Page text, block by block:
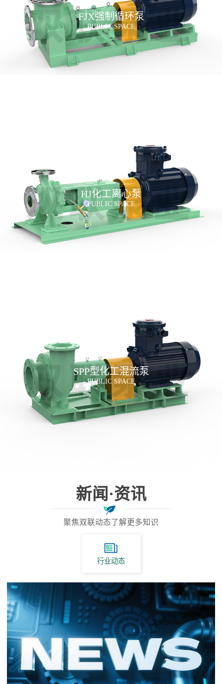
FJX强制循环泵
PUBLIC SPACE
HJ化工离心泵
PUBLIC SPACE
SPP型化工混流泵
PUBLIC SPACE
新闻·资讯
聚焦双联动态了解更多知识
行业动态